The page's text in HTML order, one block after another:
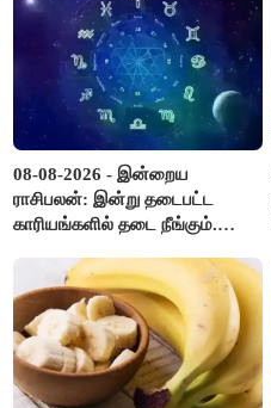
08-08-2026 - இன்றைய
ராசிபலன்: இன்று தடைபட்ட
காரியங்களில் தடை நீங்கும்.
இருக்கும். ஆன்மீக எண்ணம்
அதிகரிக்கும்..!